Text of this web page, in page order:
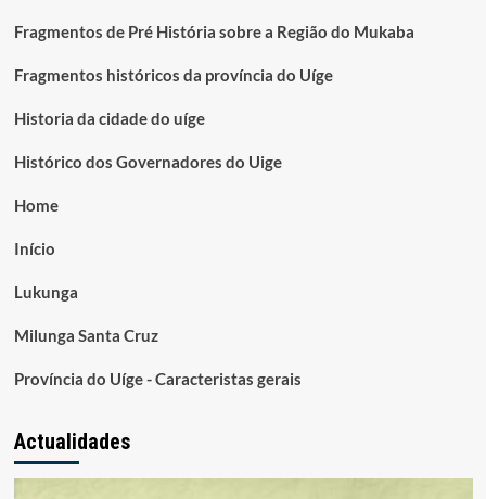
Fragmentos de Pré História sobre a Região do Mukaba
Fragmentos históricos da província do Uíge
Historia da cidade do uíge
Histórico dos Governadores do Uige
Home
Início
Lukunga
Milunga Santa Cruz
Província do Uíge - Caracteristas gerais
Actualidades